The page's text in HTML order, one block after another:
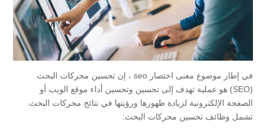
في إطار موضوع معنى اختصار seo ، إن تحسين محركات البحث
(SEO) هو عملية تهدف إلى تحسين وتحسين أداء موقع الويب أو
الصفحة الإلكترونية لزيادة ظهورها ورؤيتها في نتائج محركات البحث.
تشمل وظائف تحسين محركات البحث: